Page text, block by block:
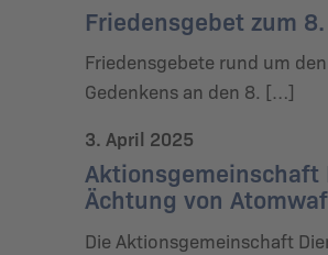
Friedensgebet zum
Friedensgebete rund um
Gedenkens an den 8. […]
3. April 2025
Ächtung von
Die Aktionsgemeinschaft